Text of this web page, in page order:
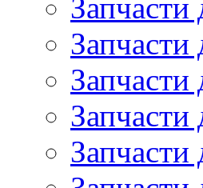
Запчасти
Запчасти